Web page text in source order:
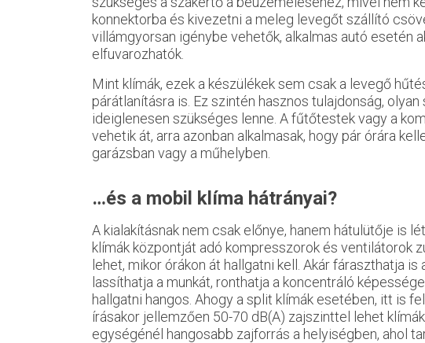
konnektorba és kivezetni a meleg levegőt szállító
villámgyorsan igénybe vehetők, alkalmas autó esetén
elfuvarozhatók.
Mint klímák, ezek a készülékek sem csak a levegő
párátlanításra is. Ez szintén hasznos tulajdonság,
ideiglenesen szükséges lenne. A fűtőtestek vagy a
vehetik át, arra azonban alkalmasak, hogy pár órára
garázsban vagy a műhelyben.
…és a mobil klíma hátrányai?
A kialakításnak nem csak előnye, hanem hátulütője is
klímák központját adó kompresszorok és ventilátorok
lehet, mikor órákon át hallgatni kell. Akár fáraszthatja
lassíthatja a munkát, ronthatja a koncentráló
hallgatni hangos. Ahogy a split klímák esetében, itt is
írásakor jellemzően 50-70 dB(A) zajszinttel lehet
egységénél hangosabb zajforrás a helyiségben, ahol